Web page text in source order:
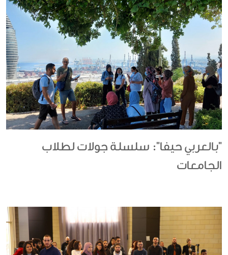
"بالعربي حيفا": سلسلة جولات لطلاب
الجامعات